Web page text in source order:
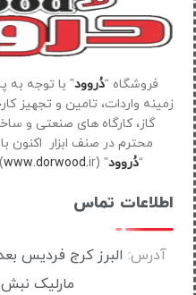
فروشگاه “دُروود
زمینه واردات، تامین و تجهیز
گاز، کارگاه های صنعتی و
محترم در صنف ابزار
“دُروود” (
www.dorwood.ir) در خدمت گذاری آماده است.
اطلاعات تماس
آدرس: البرز کرج فردیس
مارلیک